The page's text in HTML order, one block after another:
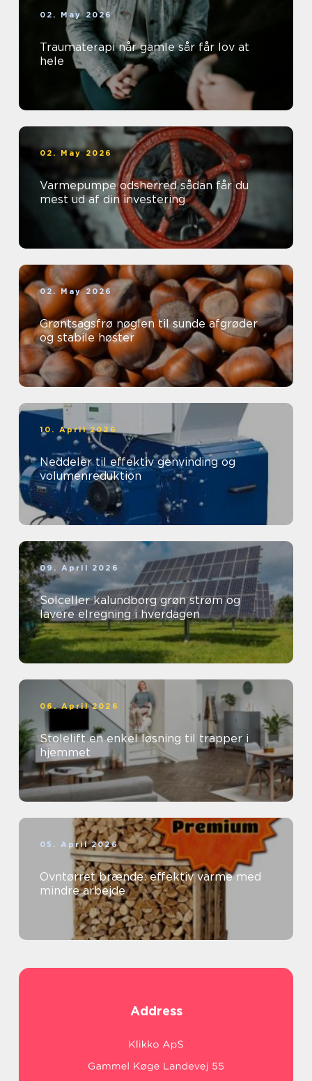
02. May 2026
Traumaterapi når gamle sår får lov at
hele
02. May 2026
Varmepumpe odsherred sådan får du
mest ud af din investering
02. May 2026
Grøntsagsfrø nøglen til sunde afgrøder
og stabile høster
10. April 2026
Neddeler til effektiv genvinding og
volumenreduktion
09. April 2026
Solceller kalundborg grøn strøm og
lavere elregning i hverdagen
06. April 2026
Stolelift en enkel løsning til trapper i
hjemmet
05. April 2026
Ovntørret brænde: effektiv varme med
mindre arbejde
Address